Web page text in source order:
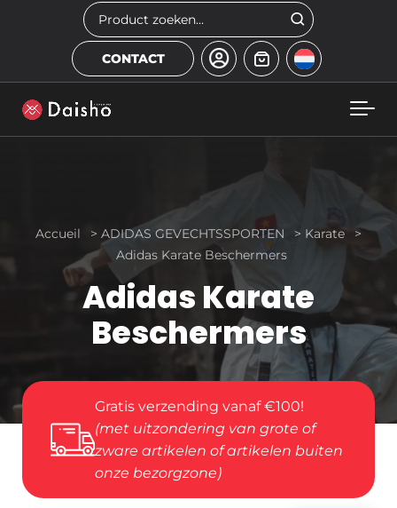
Skip to main content Zoeken
CONTACT
Adidas Karate
Beschermers
Accueil > ADIDAS GEVECHTSSPORTEN > Karate
>
Adidas Karate Beschermers
Gratis verzending vanaf €100!
(met uitzondering van grote of
zware artikelen of artikelen buiten
onze bezorgzone)